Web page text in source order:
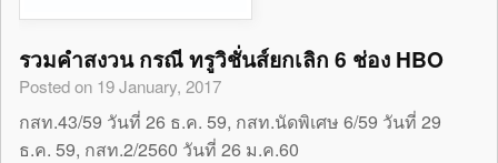
รวมคำสงวน กรณี ทรูวิชั่นส์ยกเลิก 6 ช่อง HBO
Posted on 19 January, 2017
กสท.43/59 วันที่ 26 ธ.ค. 59, กสท.นัดพิเศษ 6/59 วันที่ 29
ธ.ค. 59, กสท.2/2560 วันที่ 26 ม.ค.60